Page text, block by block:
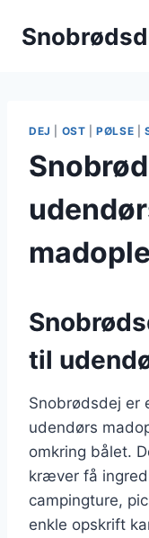
DEJ OST |PØLSE
til
Snobrødsdej er
udendørs
omkring bålet.
kræver få
campingture,
enkle opskrift